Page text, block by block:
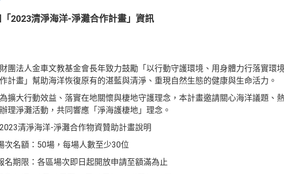
2023清淨海洋-淨灘合作計畫」資訊
團法人金車文教基金會長年致力鼓勵「以行動守護環境、用身體力行落實環
計畫」幫助海洋恢復原有的湛藍與清淨、重現自然生態的健康與生命活力。
擴大行動效益、落實在地關懷與棲地守護理念，本計畫邀請關心海洋議題、
理淨灘活動，共同響應「淨海護棲地」理念。
清淨海洋-淨灘合作物資贊助計畫說明
次名額：50場，每場人數至少30位
名期限：各區場次即日起開放申請至額滿為止